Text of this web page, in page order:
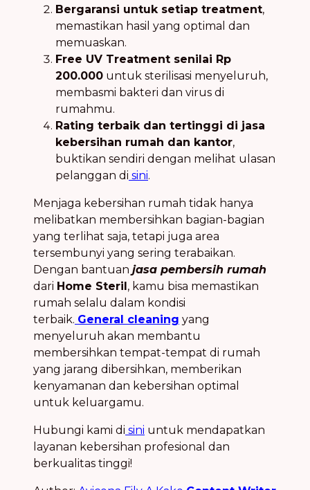
Bergaransi untuk setiap treatment,
memastikan hasil yang optimal dan
memuaskan.
Free UV Treatment senilai Rp
200.000 untuk sterilisasi menyeluruh,
membasmi bakteri dan virus di
rumahmu.
Rating terbaik dan tertinggi di jasa
kebersihan rumah dan kantor,
buktikan sendiri dengan melihat ulasan
pelanggan di sini.
Menjaga kebersihan rumah tidak hanya
melibatkan membersihkan bagian-bagian
yang terlihat saja, tetapi juga area
tersembunyi yang sering terabaikan.
Dengan bantuan jasa pembersih rumah
dari Home Steril, kamu bisa memastikan
rumah selalu dalam kondisi
terbaik. General cleaning yang
menyeluruh akan membantu
membersihkan tempat-tempat di rumah
yang jarang dibersihkan, memberikan
kenyamanan dan kebersihan optimal
untuk keluargamu.
Hubungi kami di sini untuk mendapatkan
layanan kebersihan profesional dan
berkualitas tinggi!